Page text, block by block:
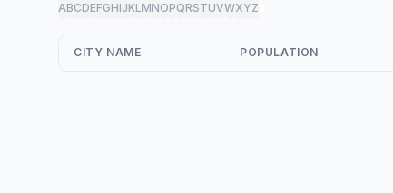
ABCDEFGHIJKLMNOPQRSTUVWXYZ
CITY NAME POPULATION